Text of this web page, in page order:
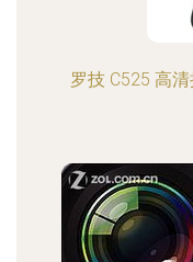
罗技 C525 高